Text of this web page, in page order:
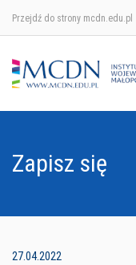
Przejdź do strony mcdn.edu.pl
Zapisz się
27.04.2022